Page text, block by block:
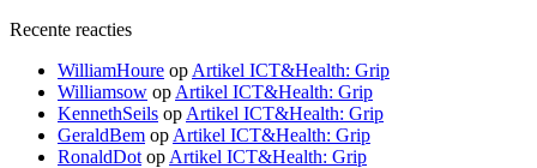
Recente reacties
WilliamHoure op Artikel ICT&Health: Grip
Williamsow op Artikel ICT&Health: Grip
KennethSeils op Artikel ICT&Health: Grip
GeraldBem op Artikel ICT&Health: Grip
RonaldDot op Artikel ICT&Health: Grip